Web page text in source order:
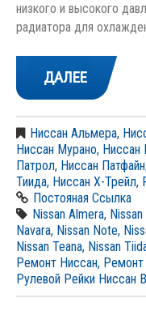
низкого и высокого
радиатора для
ДАЛЕЕ
Ниссан Альмера,
Ниссан Мурано, Ниссан
Патрол, Ниссан
Тиида, Ниссан Х-Трейл,
Постояная Ссылка
Nissan Almera,
Navara, Nissan Note,
Nissan Teana, Nissan
Ремонт Ниссан, Ремонт
Рулевой Рейки Ниссан